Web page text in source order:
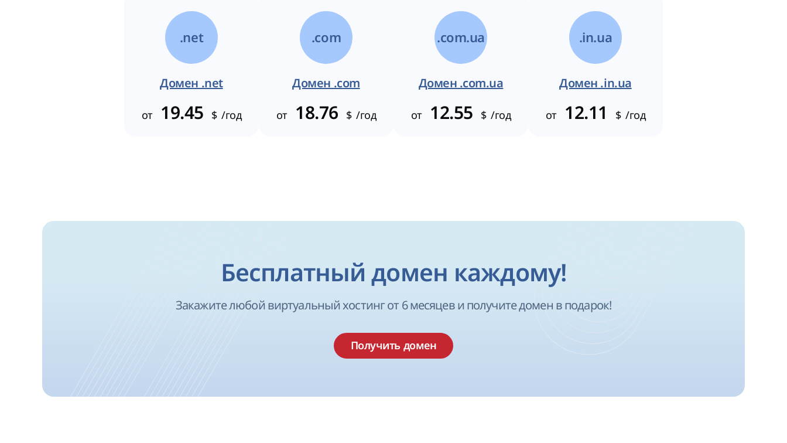
.net
Домен .net
от 19.45 $ /год
.com
Домен .com
от 18.76 $ /год
.com.ua
Домен .com.ua
от 12.55 $ /год
.in.ua
Домен .in.ua
от 12.11 $ /год
Бесплатный домен каждому!
Закажите любой виртуальный хостинг от 6 месяцев и получите домен в подарок!
Получить домен